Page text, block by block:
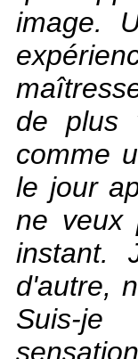
image.
de plus
comme
le jour
ne veux
instant.
d'autre,
Suis-